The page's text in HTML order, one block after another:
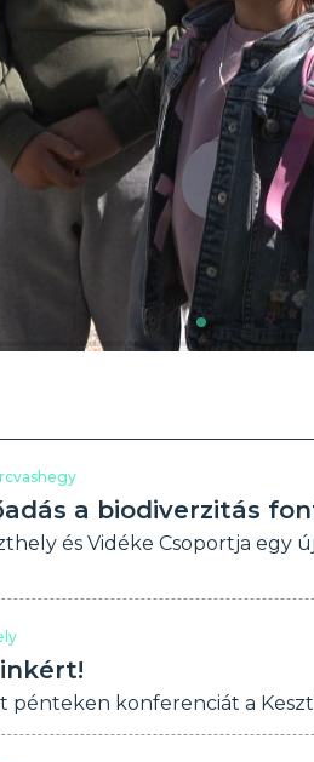
a biodiverzitás
és Vidéke Csoportja
pénteken konferenciát a